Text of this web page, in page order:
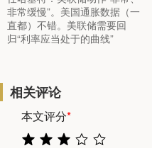
非常缓慢”。美国通胀数据（一
直都）不错。美联储需要回
归“利率应当处于的曲线”
相关评论
本文评分*